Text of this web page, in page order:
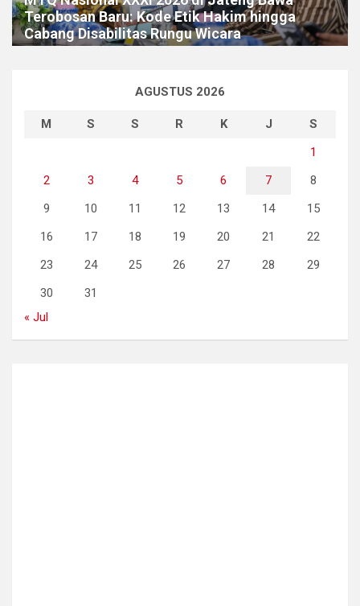
Terobosan Baru: Kode Etik Hakim hingga
Cabang Disabilitas Rungu Wicara
AGUSTUS 2026
M S S R K J
S
1
2
3 4 5 6 7
8
9
10 11 12 13 14
15
16
17 18 19 20 21
22
23
24 25 26 27 28
29
30
31
« Jul